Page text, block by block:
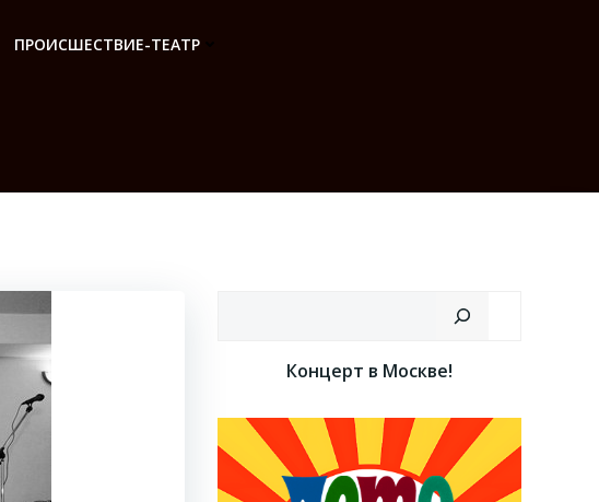
ПРОИСШЕСТВИЕ-ТЕАТР
Концерт в Москве!